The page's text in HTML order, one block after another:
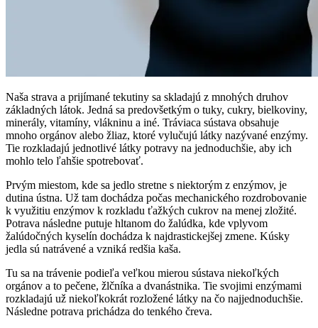
Naša strava a prijímané tekutiny sa skladajú z mnohých druhov
základných látok. Jedná sa predovšetkým o tuky, cukry, bielkoviny,
minerály, vitamíny, vlákninu a iné. Tráviaca sústava obsahuje
mnoho orgánov alebo žliaz, ktoré vylučujú látky nazývané enzýmy.
Tie rozkladajú jednotlivé látky potravy na jednoduchšie, aby ich
mohlo telo ľahšie spotrebovať.
Prvým miestom, kde sa jedlo stretne s niektorým z enzýmov, je
dutina ústna. Už tam dochádza počas mechanického rozdrobovanie
k využitiu enzýmov k rozkladu ťažkých cukrov na menej zložité.
Potrava následne putuje hltanom do žalúdka, kde vplyvom
žalúdočných kyselín dochádza k najdrastickejšej zmene. Kúsky
jedla sú natrávené a vzniká redšia kaša.
Tu sa na trávenie podieľa veľkou mierou sústava niekoľkých
orgánov a to pečene, žlčníka a dvanástnika. Tie svojimi enzýmami
rozkladajú už niekoľkokrát rozložené látky na čo najjednoduchšie.
Následne potrava prichádza do tenkého čreva.